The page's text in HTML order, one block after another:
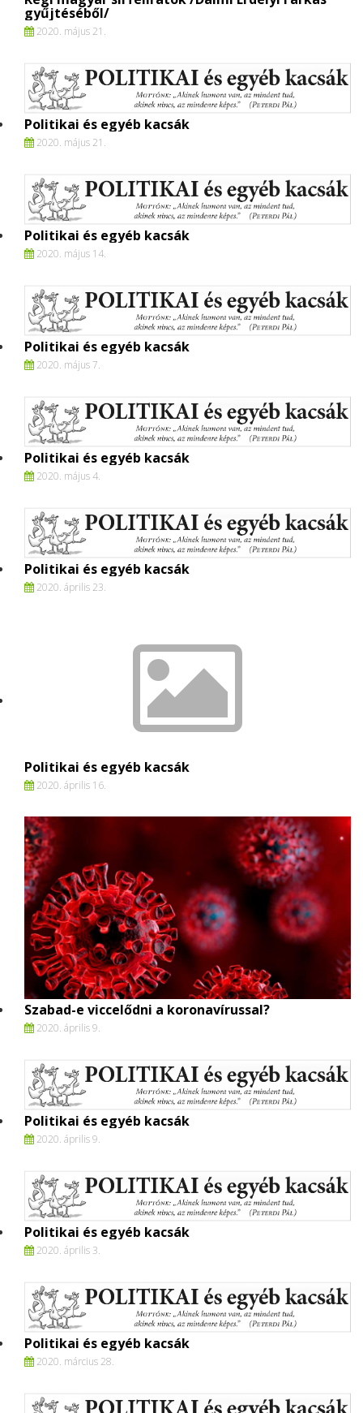
gyűjtéséből/
2020. május 21.
Politikai és egyéb kacsák
2020. május 21.
Politikai és egyéb kacsák
2020. május 14.
Politikai és egyéb kacsák
2020. május 7.
Politikai és egyéb kacsák
2020. május 4.
Politikai és egyéb kacsák
2020. április 23.
Politikai és egyéb kacsák
2020. április 16.
Szabad-e viccelődni a koronavírussal?
2020. április 9.
Politikai és egyéb kacsák
2020. április 9.
Politikai és egyéb kacsák
2020. április 3.
Politikai és egyéb kacsák
2020. március 28.